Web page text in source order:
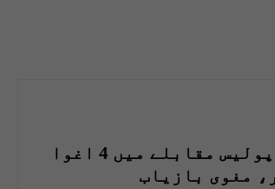
کراچی میں پولیس مقابلے میں 4 اغوا
مغوی بازیاب